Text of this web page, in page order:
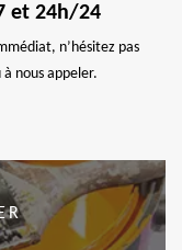
et 24h/24
n’hésitez pas
nous appeler.